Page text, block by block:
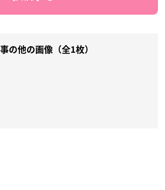
の他の画像（全1枚）